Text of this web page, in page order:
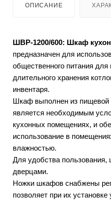
ОПИСАНИЕ
ШВР-1200/600: Шкаф
предназначен для
общественного питания для
длительного хранения
инвентаря.
Шкаф выполнен из пищевой
является необходимым
кухонных помещениях, и
использование в
влажностью.
Для удобства
дверцами.
Ножки шкафов снабжены
позволяет при их